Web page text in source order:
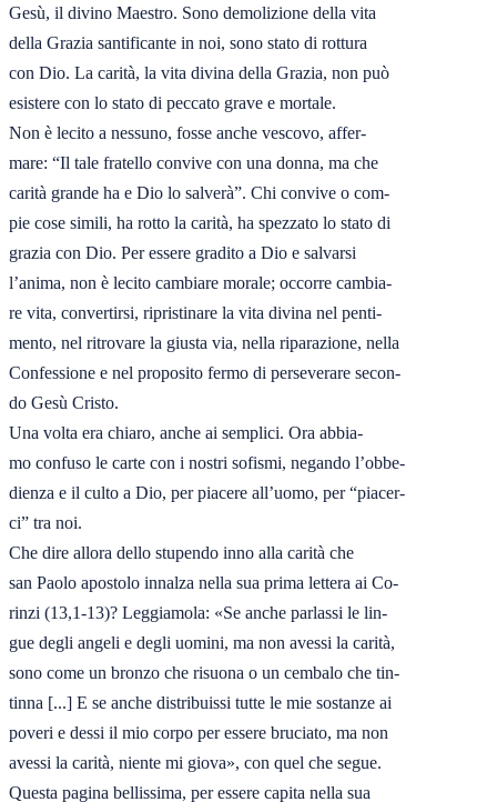
Gesù, il divino Maestro. Sono demolizione della vita
della Grazia santificante in noi, sono stato di rottura
con Dio. La carità, la vita divina della Grazia, non può
esistere con lo stato di peccato grave e mortale.
Non è lecito a nessuno, fosse anche vescovo, affer-
mare: “Il tale fratello convive con una donna, ma che
carità grande ha e Dio lo salverà”. Chi convive o com-
pie cose simili, ha rotto la carità, ha spezzato lo stato di
grazia con Dio. Per essere gradito a Dio e salvarsi
l’anima, non è lecito cambiare morale; occorre cambia-
re vita, convertirsi, ripristinare la vita divina nel penti-
mento, nel ritrovare la giusta via, nella riparazione, nella
Confessione e nel proposito fermo di perseverare secon-
do Gesù Cristo.
Una volta era chiaro, anche ai semplici. Ora abbia-
mo confuso le carte con i nostri sofismi, negando l’obbe-
dienza e il culto a Dio, per piacere all’uomo, per “piacer-
ci” tra noi.
Che dire allora dello stupendo inno alla carità che
san Paolo apostolo innalza nella sua prima lettera ai Co-
rinzi (13,1-13)? Leggiamola: «Se anche parlassi le lin-
gue degli angeli e degli uomini, ma non avessi la carità,
sono come un bronzo che risuona o un cembalo che tin-
tinna [...] E se anche distribuissi tutte le mie sostanze ai
poveri e dessi il mio corpo per essere bruciato, ma non
avessi la carità, niente mi giova», con quel che segue.
Questa pagina bellissima, per essere capita nella sua